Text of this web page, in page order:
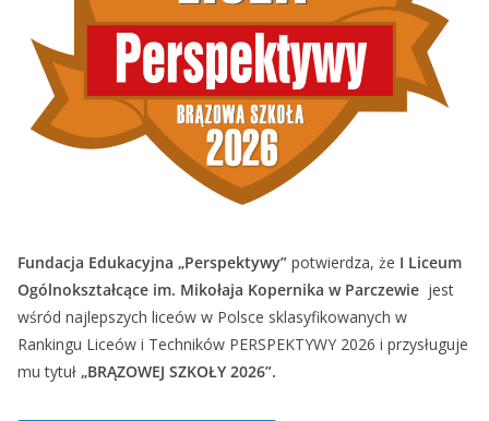
Fundacja Edukacyjna „Perspektywy” potwierdza, że I Liceum
Ogólnokształcące im. Mikołaja Kopernika w Parczewie jest
wśród najlepszych liceów w Polsce sklasyfikowanych w
Rankingu Liceów i Techników PERSPEKTYWY 2026 i przysługuje
mu tytuł „BRĄZOWEJ SZKOŁY 2026”.